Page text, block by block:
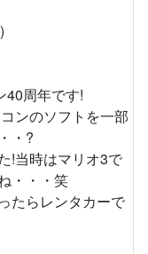
40周年です!
ンのソフトを一部
・?
!当時はマリオ3で
・・・笑
たらレンタカーで